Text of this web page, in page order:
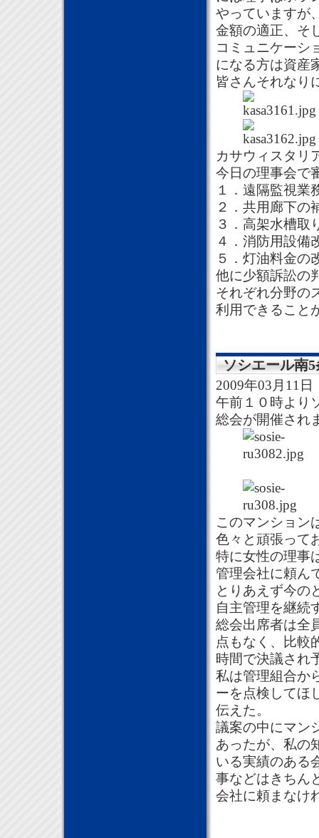
やっていますが
金額の適正、そ
コミュニケーシ
になる方は資産
皆さんそれなり
カサウィスタリ
今日の理事会で
１．遠隔監視業
２．共用廊下の
３．高架水槽取
４．消防用設備
５．灯油料金の
他に少額訴訟の
それぞれ分野の
利用できること
ソシエール南
2009年03月11日
午前１０時より
総会が開催され
このマンション
色々と頑張って
特に女性の理事
管理会社に頼ん
とりあえず今の
自主管理を継続
総会出席者は全
点もなく、比較
時間で決議され
私は管理組合か
ーを点検してほ
伝えた。
議案の中にマン
あったが、私の
いる実績のある
事などはきちん
会社に頼まなけ